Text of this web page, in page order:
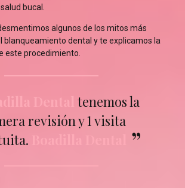
bucal.
algunos de los mitos más
blanqueamiento dental y te explicamos la
este procedimiento.
Dental
tenemos la
revisión y 1 visita